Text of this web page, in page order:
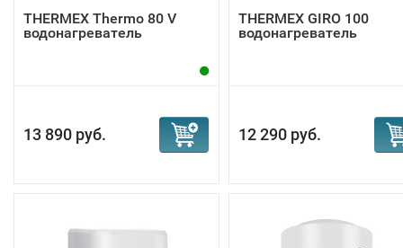
THERMEX Thermo 80 V
водонагреватель
13 890 руб.
THERMEX GIRO 100
водонагреватель
12 290 руб.